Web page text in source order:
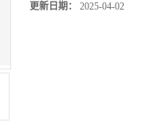
更新日期： 2025-04-02